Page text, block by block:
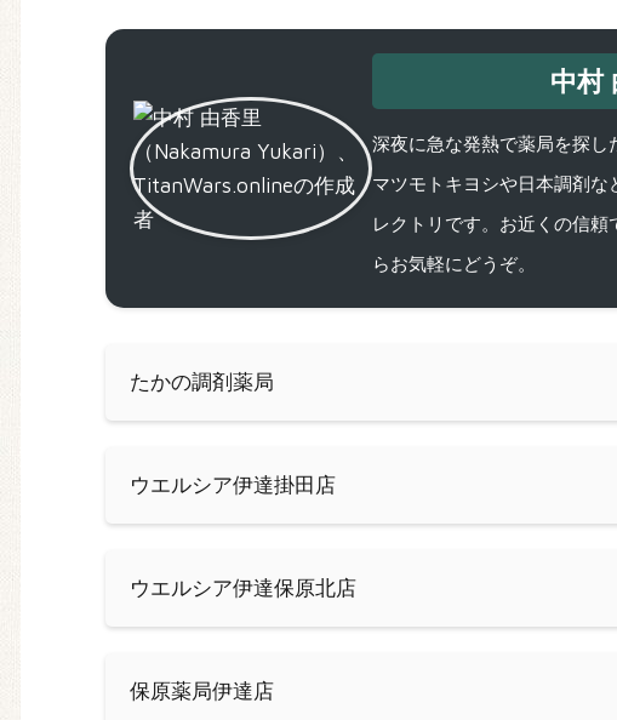
中村
深夜に急な発熱で薬局を探し
マツモトキヨシや日本調剤
レクトリです。お近くの信
らお気軽にどうぞ。
たかの調剤薬局
ウエルシア伊達掛田店
ウエルシア伊達保原北店
保原薬局伊達店